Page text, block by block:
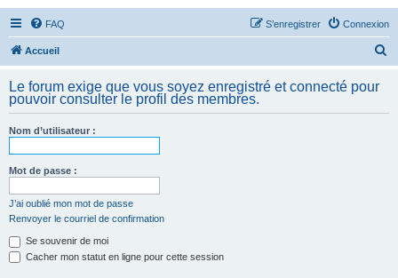
FAQ Connexion
S’enregistrer
Accueil
h
Le forum exige que vous soyez enregistré et connecté pour
pouvoir consulter le profil des membres.
Nom d’utilisateur :
Mot de passe :
J’ai oublié mon mot de passe
Renvoyer le courriel de confirmation
Se souvenir de moi
Cacher mon statut en ligne pour cette session